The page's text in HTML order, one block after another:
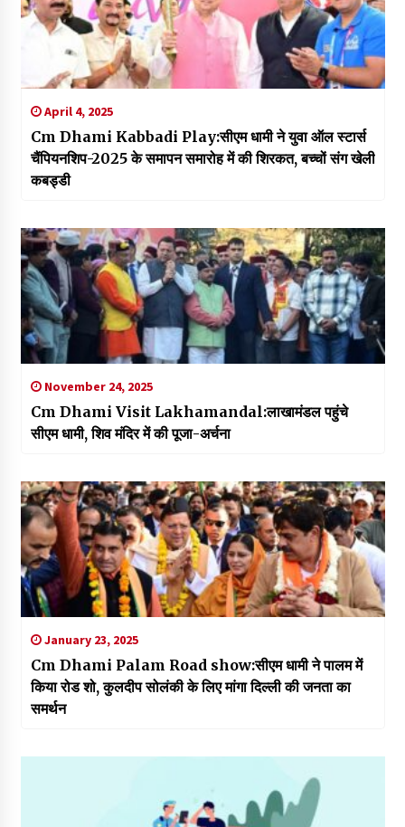
April 4, 2025
Cm Dhami Kabbadi Play:सीएम धामी ने युवा ऑल स्टार्स
चैंपियनशिप-2025 के समापन समारोह में की शिरकत, बच्चों संग खेली
कबड्डी
November 24, 2025
Cm Dhami Visit Lakhamandal:लाखामंडल पहुंचे
सीएम धामी, शिव मंदिर में की पूजा-अर्चना
January 23, 2025
Cm Dhami Palam Road show:सीएम धामी ने पालम में
किया रोड शो, कुलदीप सोलंकी के लिए मांगा दिल्ली की जनता का
समर्थन